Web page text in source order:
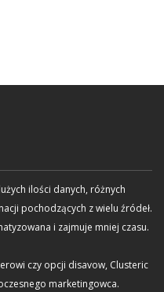
ilości danych, różnych
pochodzących z wielu źródeł.
i zajmuje mniej czasu.
czy opcji disavow, Clusteric
marketingowca.